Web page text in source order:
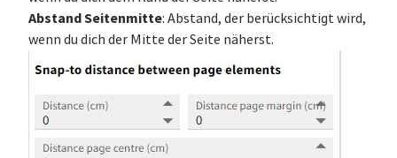
Abstand Seitenmitte: Abstand, der berücksichtigt wird,
wenn du dich der Mitte der Seite näherst.